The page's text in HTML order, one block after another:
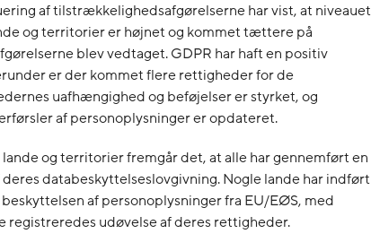
af tilstrækkelighedsafgørelserne har vist, at niveauet
og territorier er højnet og kommet tættere på
blev vedtaget. GDPR har haft en positiv
er der kommet flere rettigheder for de
uafhængighed og beføjelser er styrket, og
af personoplysninger er opdateret.
og territorier fremgår det, at alle har gennemført en
databeskyttelseslovgivning. Nogle lande har indført
af personoplysninger fra EU/EØS, med
udøvelse af deres rettigheder.